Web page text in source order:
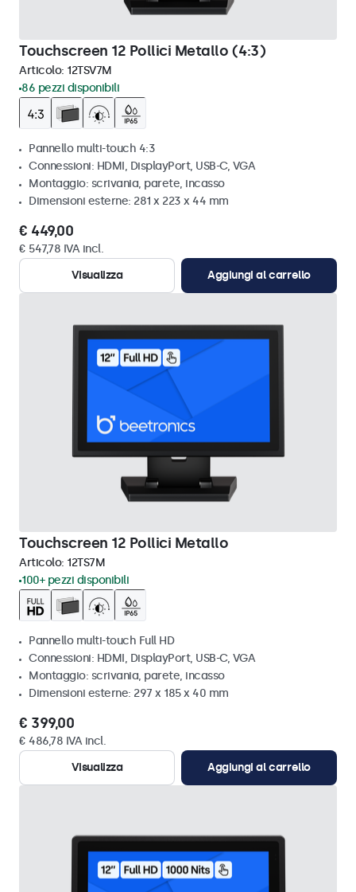
Touchscreen 12 Pollici Metallo (4:3)
Articolo: 12TSV7M
86 pezzi disponibili
Pannello multi-touch 4:3
Connessioni: HDMI, DisplayPort, USB-C, VGA
Montaggio: scrivania, parete, incasso
Dimensioni esterne: 281 x 223 x 44 mm
€ 449,00
€ 547,78 IVA incl.
Visualizza
Aggiungi al carrello
Touchscreen 12 Pollici Metallo
Articolo: 12TS7M
100+ pezzi disponibili
Pannello multi-touch Full HD
Connessioni: HDMI, DisplayPort, USB-C, VGA
Montaggio: scrivania, parete, incasso
Dimensioni esterne: 297 x 185 x 40 mm
€ 399,00
€ 486,78 IVA incl.
Visualizza
Aggiungi al carrello